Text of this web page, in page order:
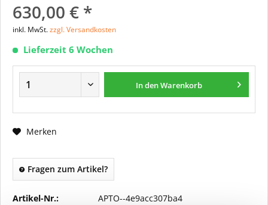
630,00 € *
inkl. MwSt.zzgl. Versandkosten
Lieferzeit 6 Wochen
In denWarenkorb
Merken
Fragen zum Artikel?
Artikel-Nr.: APTO--4e9acc307ba4